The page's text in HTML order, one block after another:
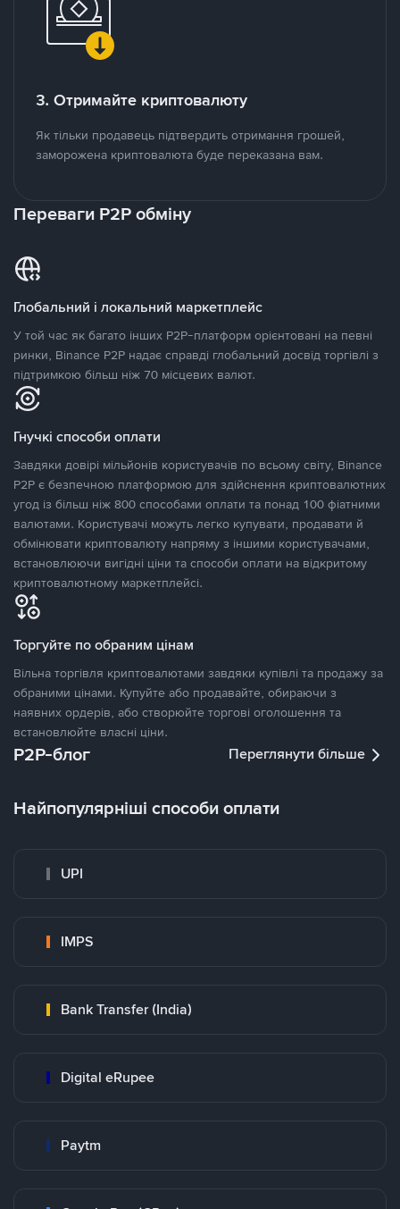
3. Отримайте криптовалюту
Як тільки продавець підтвердить отримання грошей,
заморожена криптовалюта буде переказана вам.
Переваги P2P обміну
Глобальний і локальний маркетплейс
У той час як багато інших P2P-платформ орієнтовані на певні
ринки, Binance P2P надає справді глобальний досвід торгівлі з
підтримкою більш ніж 70 місцевих валют.
Гнучкі способи оплати
Завдяки довірі мільйонів користувачів по всьому світу, Binance
P2P є безпечною платформою для здійснення криптовалютних
угод із більш ніж 800 способами оплати та понад 100 фіатними
валютами. Користувачі можуть легко купувати, продавати й
обмінювати криптовалюту напряму з іншими користувачами,
встановлюючи вигідні ціни та способи оплати на відкритому
криптовалютному маркетплейсі.
Торгуйте по обраним цінам
Вільна торгівля криптовалютами завдяки купівлі та продажу за
обраними цінами. Купуйте або продавайте, обираючи з
наявних ордерів, або створюйте торгові оголошення та
встановлюйте власні ціни.
P2P-блог Переглянути більше
Найпопулярніші способи оплати
UPI
IMPS
Bank Transfer (India)
Digital eRupee
Paytm